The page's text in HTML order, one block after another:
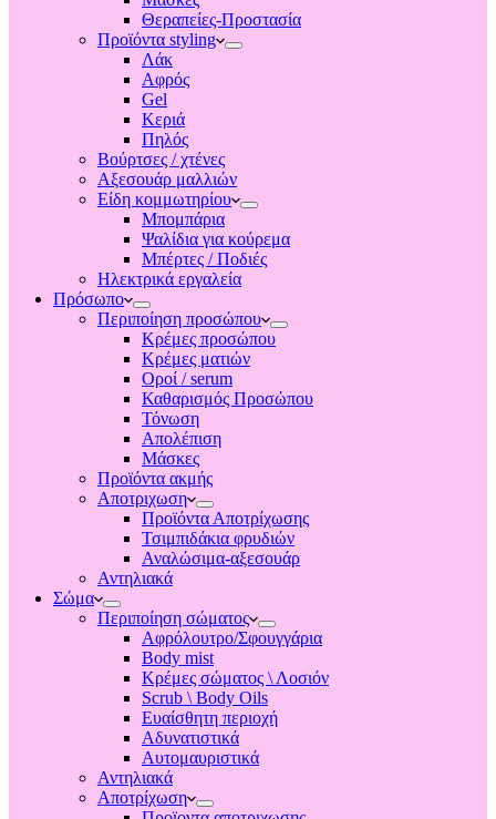
Θεραπείες-Προστασία
Προϊόντα styling
Λάκ
Αφρός
Gel
Κεριά
Πηλός
Βούρτσες / χτένες
Αξεσουάρ μαλλιών
Είδη κομμωτηρίου
Μπομπάρια
Ψαλίδια για κούρεμα
Μπέρτες / Ποδιές
Ηλεκτρικά εργαλεία
Πρόσωπο
Περιποίηση προσώπου
Κρέμες προσώπου
Κρέμες ματιών
Οροί / serum
Καθαρισμός Προσώπου
Τόνωση
Απολέπιση
Μάσκες
Προϊόντα ακμής
Αποτριχωση
Προϊόντα Αποτρίχωσης
Τσιμπιδάκια φρυδιών
Αναλώσιμα-αξεσουάρ
Αντηλιακά
Σώμα
Περιποίηση σώματος
Αφρόλουτρο/Σφουγγάρια
Body mist
Κρέμες σώματος \ Λοσιόν
Scrub \ Body Oils
Ευαίσθητη περιοχή
Αδυνατιστικά
Αυτομαυριστικά
Αντηλιακά
Αποτρίχωση